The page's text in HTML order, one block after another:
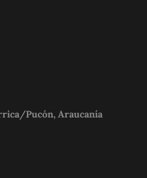
Pucón, Araucanía